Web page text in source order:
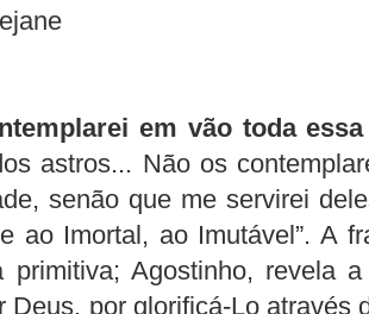
em vão toda
astros... Não os
senão que me servirei
ao Imortal, ao Imutável”. A
primitiva; Agostinho, revela
Deus, por glorificá-Lo através